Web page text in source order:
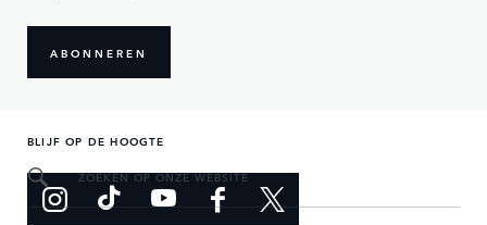
ABONNEREN
BLIJF OP DE HOOGTE
ZOEKEN OP ONZE WEBSITE